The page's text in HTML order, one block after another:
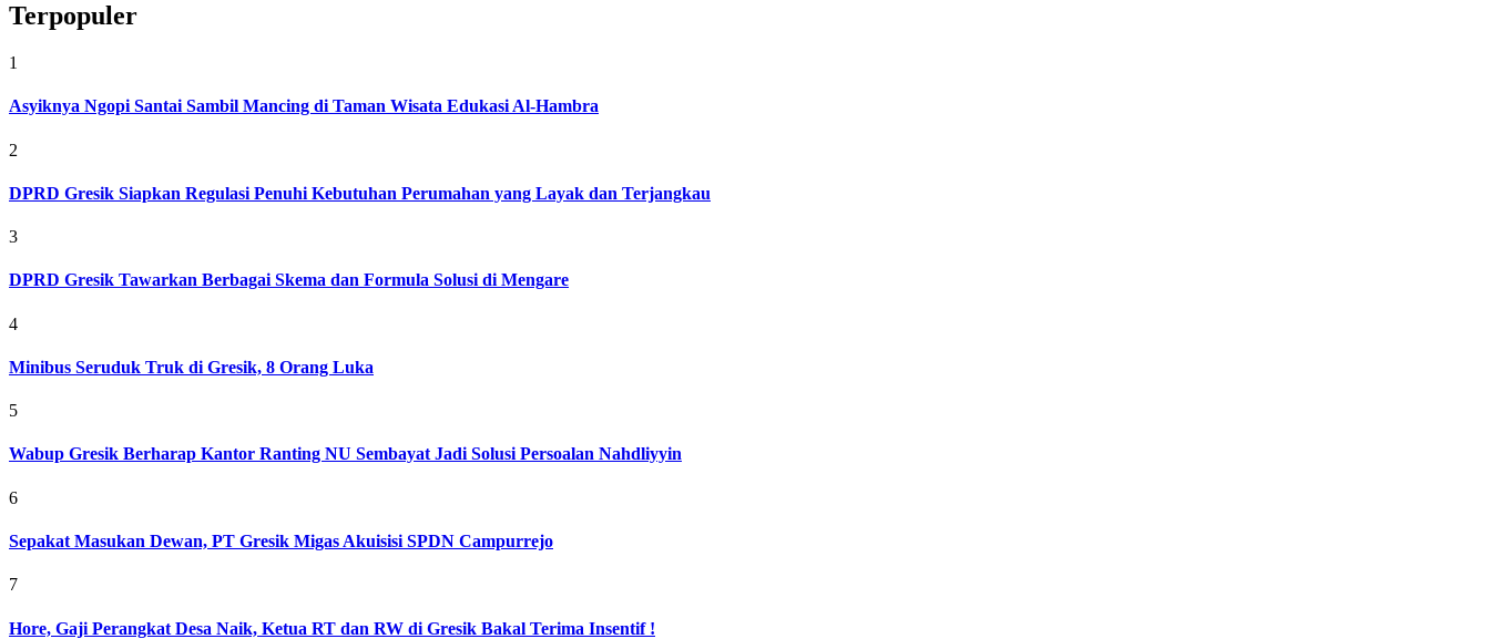
Terpopuler
1
Asyiknya Ngopi Santai Sambil Mancing di Taman Wisata Edukasi Al-Hambra
2
DPRD Gresik Siapkan Regulasi Penuhi Kebutuhan Perumahan yang Layak dan Terjangkau
3
DPRD Gresik Tawarkan Berbagai Skema dan Formula Solusi di Mengare
4
Minibus Seruduk Truk di Gresik, 8 Orang Luka
5
Wabup Gresik Berharap Kantor Ranting NU Sembayat Jadi Solusi Persoalan Nahdliyyin
6
Sepakat Masukan Dewan, PT Gresik Migas Akuisisi SPDN Campurrejo
7
Hore, Gaji Perangkat Desa Naik, Ketua RT dan RW di Gresik Bakal Terima Insentif !